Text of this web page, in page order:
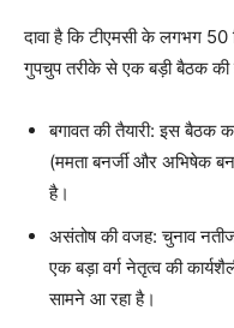
दावा है कि टीएमसी के लगभग 50
गुपचुप तरीके से एक बड़ी बैठक की
बगावत की तैयारी: इस बैठक
(ममता बनर्जी और अभिषेक
है।
असंतोष की वजह: चुनाव
एक बड़ा वर्ग नेतृत्व की
सामने आ रहा है।